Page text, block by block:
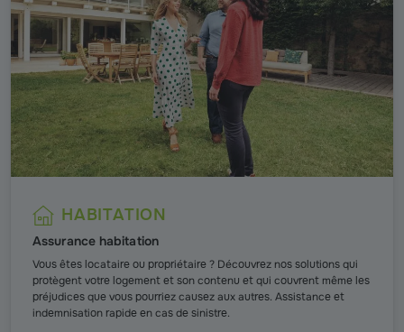
HABITATION
Assurance habitation
Vous êtes locataire ou propriétaire ? Découvrez nos solutions qui
protègent votre logement et son contenu et qui couvrent même les
préjudices que vous pourriez causez aux autres. Assistance et
indemnisation rapide en cas de sinistre.